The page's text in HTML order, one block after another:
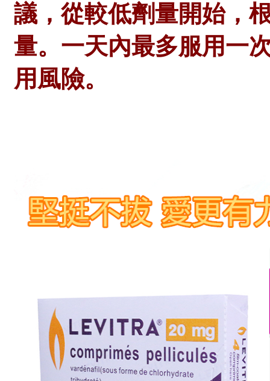
議，從較低劑量開始，
量。一天內最多服用一
用風險。